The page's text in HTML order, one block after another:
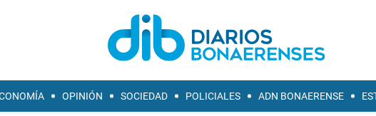
OPINIÓN SOCIEDAD POLICIALES ADN BONAERENSE